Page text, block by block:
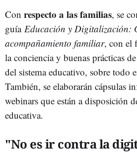
Con respecto a las familias, se
guía Educación y Digitalización:
acompañamiento familiar, con el
la conciencia y buenas prácticas
del sistema educativo, sobre todo
También, se elaborarán cápsulas
webinars que están a disposición
educativa.
"No es ir contra la